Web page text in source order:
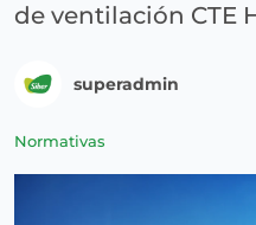
de ventilación CTE
superadmin
Normativas